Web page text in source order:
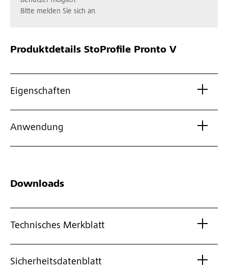
Bitte melden Sie sich an.
Produktdetails StoProfile Pronto V
Eigenschaften
Anwendung
Downloads
Technisches Merkblatt
Sicherheitsdatenblatt